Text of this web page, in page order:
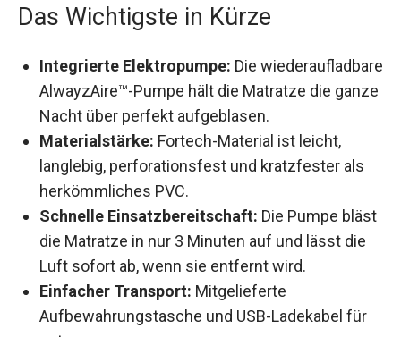
Integrierte Elektropumpe:Die
wiederaufladbare AlwayzAire™-Pumpe hält die
Matratze die ganze Nacht über perfekt
aufgeblasen.
Materialstärke: Fortech-Material ist leicht,
langlebig, perforationsfest und kratzfester als
herkömmliches PVC.
Schnelle Einsatzbereitschaft:Die Pumpe
bläst die Matratze in nur 3 Minuten auf und
lässt die Luft sofort ab, wenn sie entfernt wird.